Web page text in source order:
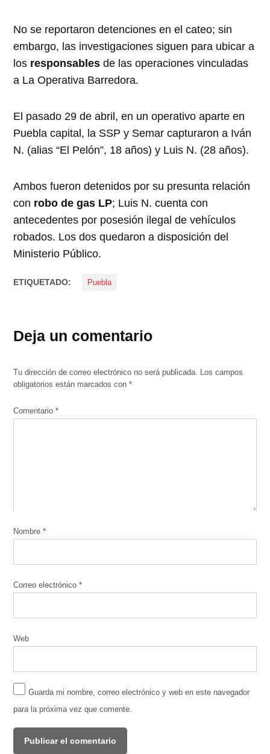
No se reportaron detenciones en el cateo; sin
embargo, las investigaciones siguen para ubicar a
los responsables de las operaciones vinculadas
a La Operativa Barredora.
El pasado 29 de abril, en un operativo aparte en
Puebla capital, la SSP y Semar capturaron a Iván
N. (alias “El Pelón”, 18 años) y Luis N. (28 años).
Ambos fueron detenidos por su presunta relación
con robo de gas LP; Luis N. cuenta con
antecedentes por posesión ilegal de vehículos
robados. Los dos quedaron a disposición del
Ministerio Público.
ETIQUETADO: Puebla
Deja un comentario
Tu dirección de correo electrónico no será publicada.
Los campos
obligatorios están marcados con*
Comentario*
Nombre*
Correo electrónico*
Web
Guarda mi nombre, correo electrónico y web en este navegador
para la próxima vez que comente.